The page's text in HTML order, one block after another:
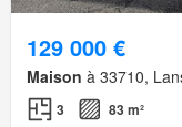
129 000 €
Maison à 33710,
3
83 m²